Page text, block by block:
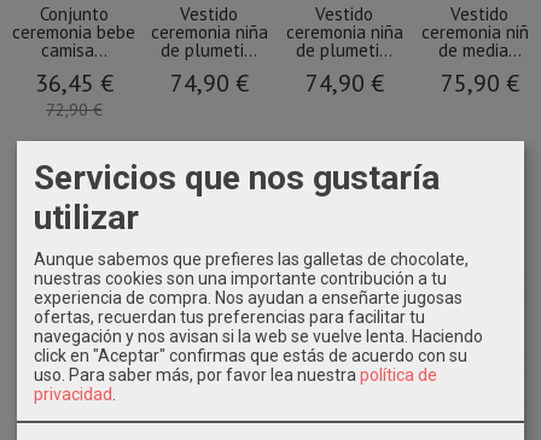
Conjunto
ceremonia bebe
camisa...
36,45 €
72,90 €
Vestido
ceremonia niña
de plumeti...
74,90 €
Vestido
ceremonia niña
de plumeti...
74,90 €
Vestido
ceremonia niña
de media...
75,90 €
Servicios que nos gustaría
utilizar
Aunque sabemos que prefieres las galletas de chocolate,
nuestras cookies son una importante contribución a tu
experiencia de compra. Nos ayudan a enseñarte jugosas
ofertas, recuerdan tus preferencias para facilitar tu
navegación y nos avisan si la web se vuelve lenta. Haciendo
click en "Aceptar" confirmas que estás de acuerdo con su
uso. Para saber más, por favor lea nuestra política de
privacidad